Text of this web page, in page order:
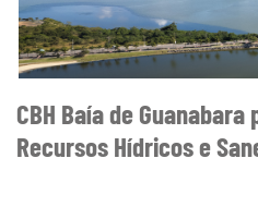
CBH Baía de
Recursos Hídricos e